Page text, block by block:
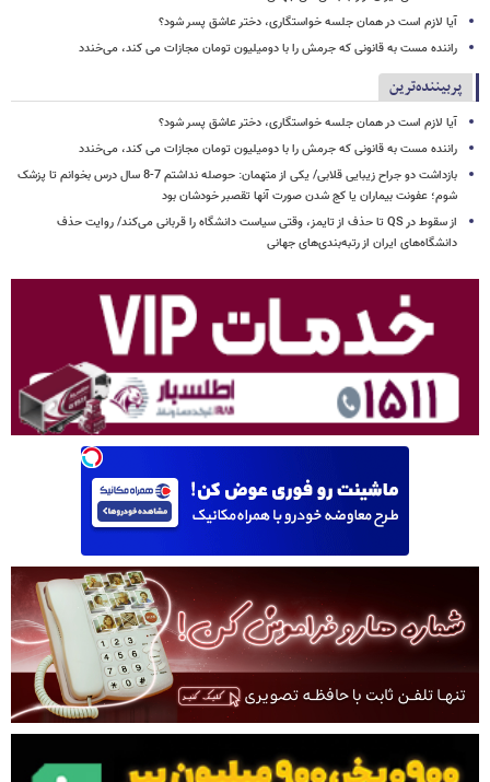
آیا لازم است در همان جلسه خواستگاری، دختر عاشق پسر شود؟
راننده مست به قانونی که جرمش را با دومیلیون تومان مجازات می کند، می‌خندد
پربیننده‌ترین
آیا لازم است در همان جلسه خواستگاری، دختر عاشق پسر شود؟
راننده مست به قانونی که جرمش را با دومیلیون تومان مجازات می کند، می‌خندد
بازداشت دو جراح زیبایی قلابی/ یکی از متهمان: حوصله نداشتم 7-8 سال درس بخوانم تا پزشک
شوم؛ عفونت بیماران یا کج شدن صورت آنها تقصبر خودشان بود
از سقوط در QS تا حذف از تایمز، وقتی سیاست دانشگاه را قربانی می‌کند/ روایت حذف
دانشگاه‌های ایران از رتبه‌بندی‌های جهانی